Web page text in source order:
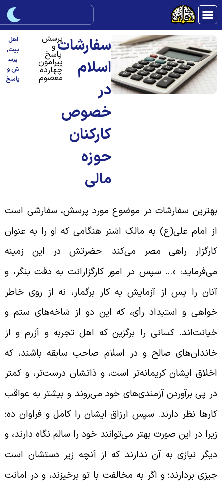
سفارشات
اسلام
در
خصوص
کارکنان
حوزه
مالی
پرسش
و
پاسخ
پیرامون
چهارده
معصوم
اهل
بیت,
پرس
ش و
پاسخ
سفارشات در موضوع مورد پرسش، سفارشی است
امام علی(ع) به مالک اشتر هنگامی که او را به عنوان
راهی مصر می‌کند. حضرتش در این زمینه
«… سپس در امور کارگزارانت به دقت بنگر، و
را پس از آزمایش به کار برگمار، نه از روى خاطر
و استبداد رأى، که این دو از شاخه‌‏هاى ستم و
کسانى را برگزین که اهل تجربه و آزرم و از
صالح و در اسلام صاحب سابقه باشند، که
ایشان کریمانه‌‏تر است، و ذاتشان درست‌تر، و کمتر
پى برآوردن آزمندی‌هاى خود مى‌‏روند و بیشتر به عواقب
نظر دارند. سپس ارزاق ایشان را کامل و فراوان ده؛
در این صورت بهتر مى‌‏توانند خود را سالم نگاه دارند، و
نیازى به آن ندارند که از آنچه زیر دستشان است
بردارند؛ و اگر به مخالفت با تو برخیزند، و در امانت